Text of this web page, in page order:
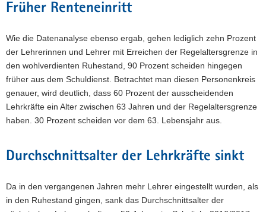
Früher Renteneinritt
Wie die Datenanalyse ebenso ergab, gehen lediglich zehn Prozent
der Lehrerinnen und Lehrer mit Erreichen der Regelaltersgrenze in
den wohlverdienten Ruhestand, 90 Prozent scheiden hingegen
früher aus dem Schuldienst. Betrachtet man diesen Personenkreis
genauer, wird deutlich, dass 60 Prozent der ausscheidenden
Lehrkräfte ein Alter zwischen 63 Jahren und der Regelaltersgrenze
haben. 30 Prozent scheiden vor dem 63. Lebensjahr aus.
Durchschnittsalter der Lehrkräfte sinkt
Da in den vergangenen Jahren mehr Lehrer eingestellt wurden, als
in den Ruhestand gingen, sank das Durchschnittsalter der